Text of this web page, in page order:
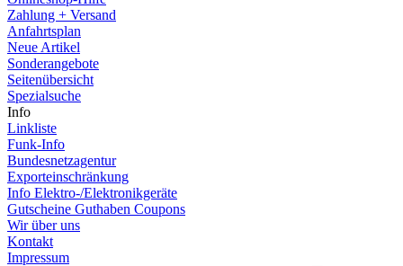
Zahlung + Versand
Anfahrtsplan
Neue Artikel
Sonderangebote
Seitenübersicht
Spezialsuche
Info
Linkliste
Funk-Info
Bundesnetzagentur
Exporteinschränkung
Info Elektro-/Elektronikgeräte
Gutscheine Guthaben Coupons
Wir über uns
Kontakt
Impressum